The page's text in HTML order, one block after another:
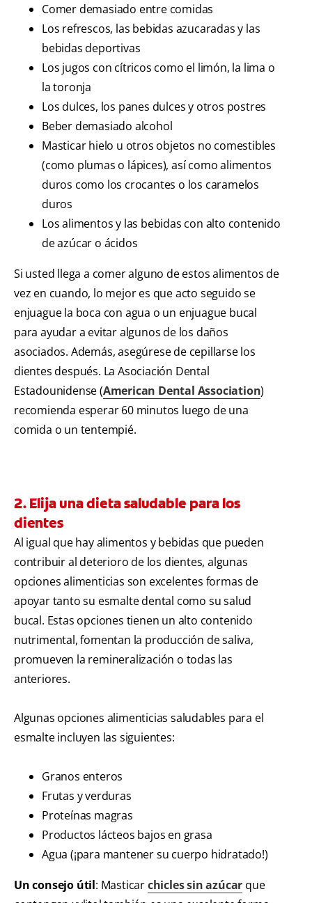
Comer demasiado entre comidas
Los refrescos, las bebidas azucaradas y las
bebidas deportivas
Los jugos con cítricos como el limón, la lima o
la toronja
Los dulces, los panes dulces y otros postres
Beber demasiado alcohol
Masticar hielo u otros objetos no comestibles
(como plumas o lápices), así como alimentos
duros como los crocantes o los caramelos
duros
Los alimentos y las bebidas con alto contenido
de azúcar o ácidos
Si usted llega a comer alguno de estos alimentos de
vez en cuando, lo mejor es que acto seguido se
enjuague la boca con agua o un enjuague bucal
para ayudar a evitar algunos de los daños
asociados. Además, asegúrese de cepillarse los
dientes después. La Asociación Dental
Estadounidense (American Dental Association)
recomienda esperar 60 minutos luego de una
comida o un tentempié.
2. Elija una dieta saludable para los
dientes
Al igual que hay alimentos y bebidas que pueden
contribuir al deterioro de los dientes, algunas
opciones alimenticias son excelentes formas de
apoyar tanto su esmalte dental como su salud
bucal. Estas opciones tienen un alto contenido
nutrimental, fomentan la producción de saliva,
promueven la remineralización o todas las
anteriores.
Algunas opciones alimenticias saludables para el
esmalte incluyen las siguientes:
Granos enteros
Frutas y verduras
Proteínas magras
Productos lácteos bajos en grasa
Agua (¡para mantener su cuerpo hidratado!)
Un consejo útil: Masticarchicles sin azúcar que